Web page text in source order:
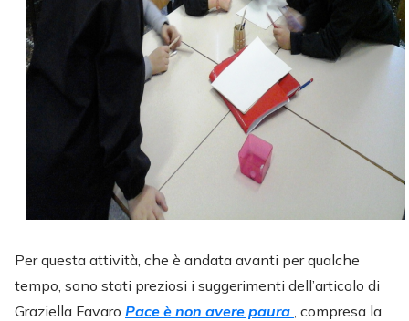
Per questa attività, che è andata avanti per qualche
tempo, sono stati preziosi i suggerimenti dell’articolo di
Graziella Favaro Pace è non avere paura , compresa la